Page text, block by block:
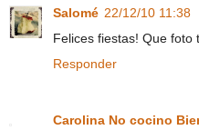
Salomé 22/12/10 11:38
Felices fiestas! Que foto
Responder
Carolina No cocino